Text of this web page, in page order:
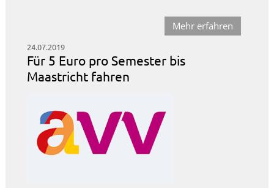
Mehr erfahren
24.07.2019
Für 5 Euro pro Semester bis
Maastricht fahren